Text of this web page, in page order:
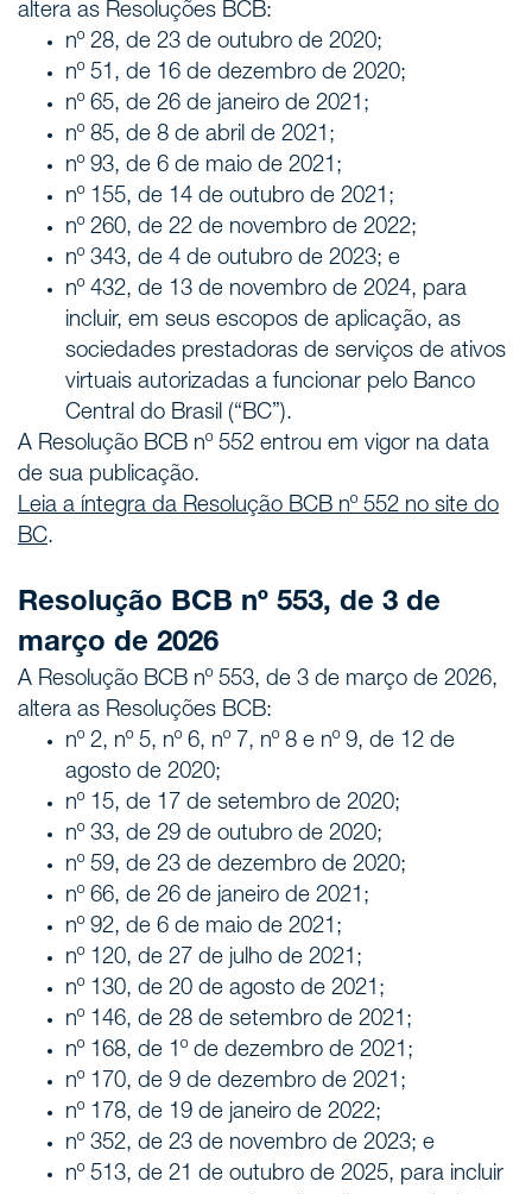
altera as Resoluções BCB:
nº 28, de 23 de outubro de 2020;
nº 51, de 16 de dezembro de 2020;
nº 65, de 26 de janeiro de 2021;
nº 85, de 8 de abril de 2021;
nº 93, de 6 de maio de 2021;
nº 155, de 14 de outubro de 2021;
nº 260, de 22 de novembro de 2022;
nº 343, de 4 de outubro de 2023; e
nº 432, de 13 de novembro de 2024, para
incluir, em seus escopos de aplicação, as
sociedades prestadoras de serviços de ativos
virtuais autorizadas a funcionar pelo Banco
Central do Brasil (“BC”).
A Resolução BCB nº 552 entrou em vigor na data
de sua publicação.
Leia a íntegra da Resolução BCB nº 552 no site do
BC.
Resolução BCB nº 553, de 3 de
março de 2026
A Resolução BCB nº 553, de 3 de março de 2026,
altera as Resoluções BCB:
nº 2, nº 5, nº 6, nº 7, nº 8 e nº 9, de 12 de
agosto de 2020;
nº 15, de 17 de setembro de 2020;
nº 33, de 29 de outubro de 2020;
nº 59, de 23 de dezembro de 2020;
nº 66, de 26 de janeiro de 2021;
nº 92, de 6 de maio de 2021;
nº 120, de 27 de julho de 2021;
nº 130, de 20 de agosto de 2021;
nº 146, de 28 de setembro de 2021;
nº 168, de 1º de dezembro de 2021;
nº 170, de 9 de dezembro de 2021;
nº 178, de 19 de janeiro de 2022;
nº 352, de 23 de novembro de 2023; e
nº 513, de 21 de outubro de 2025, para incluir